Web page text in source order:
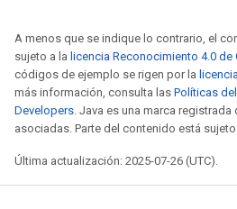
A menos que se indique lo contrario, el
sujeto a la licencia Reconocimiento 4.0 de
códigos de ejemplo se rigen por la
más información, consulta las Políticas
Developers. Java es una marca
asociadas. Parte del contenido está sujeto
Última actualización: 2025-07-26 (UTC).